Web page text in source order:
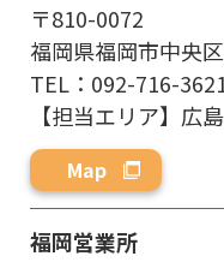
〒810-0072
福岡県福岡市中央
TEL：092-716-
【担当エリア】広
Map
福岡営業所